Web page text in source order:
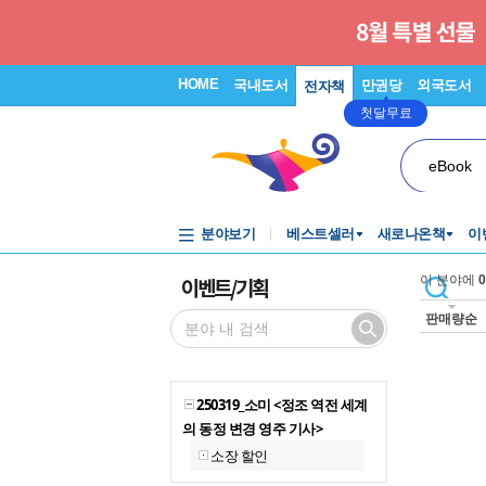
HOME 국내도서 전자책 만권당
첫달무료
외국도서
eBook
분야보기 베스트셀러 새로나온책 이
이벤트/기획
250319_소미 <정조 역전 세계
의 동정 변경 영주 기사>
소장 할인
이 분야에 0
판매량순